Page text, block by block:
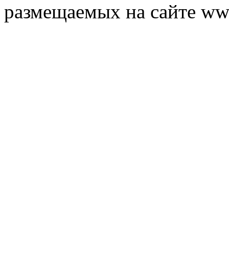
размещаемых на сайте